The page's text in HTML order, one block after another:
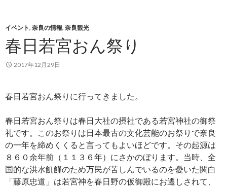
キ
ッ
プ
イベント, 奈良の情報, 奈良観光
春日若宮おん祭り
2017年12月29日
春日若宮おん祭りに行ってきました。
春日若宮おん祭りは春日大社の摂社である若宮神社の御祭
礼です。このお祭りは日本最古の文化芸能のお祭りで奈良
の一年を締めくくると言ってもよいほどです。その起源は
８６０余年前（１１３６年）にさかのぼります。当時、全
国的な洪水飢饉のため万民が苦しんでいるのを憂いた関白
「藤原忠道」は若宮神を春日野の仮御殿にお遷しされて、